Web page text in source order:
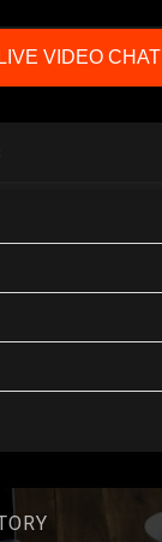
VIDEO CHAT